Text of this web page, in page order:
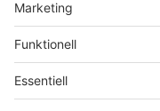
Anzeige